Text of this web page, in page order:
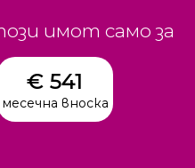
имот само за
€ 541
месечна вноска